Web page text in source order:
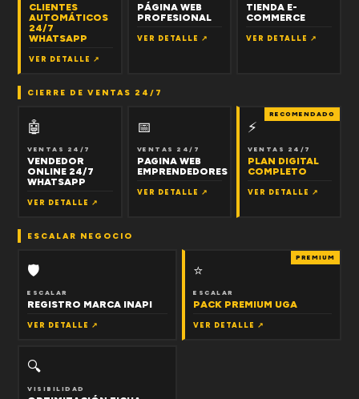
CLIENTES
AUTOMÁTICOS
24/7
WHATSAPP
VER DETALLE ↗
PÁGINA WEB
PROFESIONAL
VER DETALLE ↗
TIENDA E-
COMMERCE
VER DETALLE ↗
CIERRE DE VENTAS 24/7
🤖
VENTAS 24/7
VENDEDOR
ONLINE 24/7
WHATSAPP
VER DETALLE ↗
📅
VENTAS 24/7
PAGINA WEB
EMPRENDEDORES
VER DETALLE ↗
RECOMENDADO
⚡
VENTAS 24/7
PLAN DIGITAL
COMPLETO
VER DETALLE ↗
ESCALAR NEGOCIO
🛡
ESCALAR
REGISTRO MARCA INAPI
VER DETALLE ↗
PREMIUM
⭐
ESCALAR
PACK PREMIUM UGA
VER DETALLE ↗
🔍
VISIBILIDAD